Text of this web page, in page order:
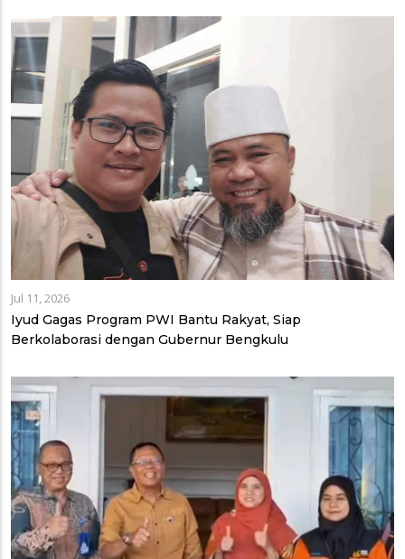
Jul 11, 2026
Iyud Gagas Program PWI Bantu Rakyat, Siap
Berkolaborasi dengan Gubernur Bengkulu